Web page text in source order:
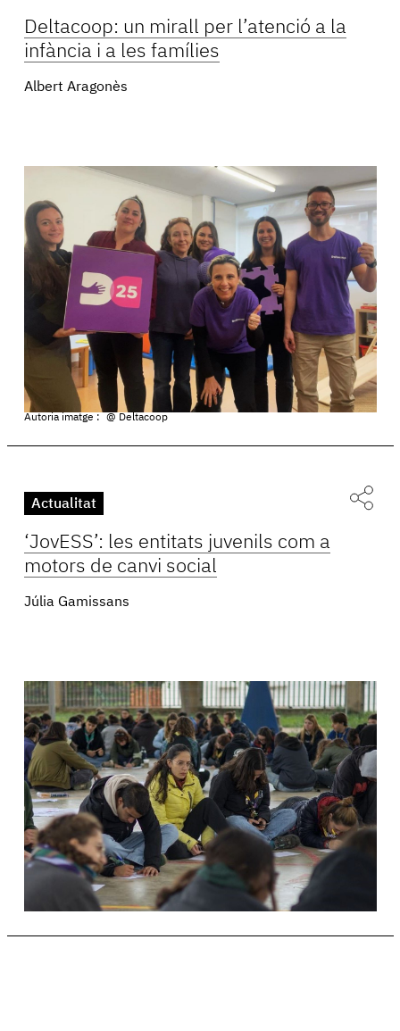
Deltacoop: un mirall per l’atenció a la
infància i a les famílies
Albert Aragonès
Autoria imatge : @ Deltacoop
Actualitat
‘JovESS’: les entitats juvenils com a
motors de canvi social
Júlia Gamissans